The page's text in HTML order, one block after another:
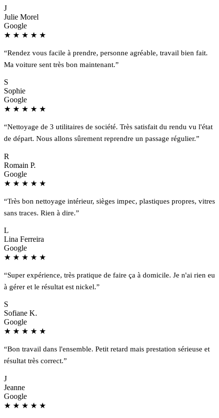
J
Julie Morel
Google
★ ★ ★ ★ ★
“Rendez vous facile à prendre, personne agréable, travail bien fait.
Ma voiture sent très bon maintenant.”
S
Sophie
Google
★ ★ ★ ★ ★
“Nettoyage de 3 utilitaires de société. Très satisfait du rendu vu l'état
de départ. Nous allons sûrement reprendre un passage régulier.”
R
Romain P.
Google
★ ★ ★ ★ ★
“Très bon nettoyage intérieur, sièges impec, plastiques propres, vitres
sans traces. Rien à dire.”
L
Lina Ferreira
Google
★ ★ ★ ★ ★
“Super expérience, très pratique de faire ça à domicile. Je n'ai rien eu
à gérer et le résultat est nickel.”
S
Sofiane K.
Google
★ ★ ★ ★ ★
“Bon travail dans l'ensemble. Petit retard mais prestation sérieuse et
résultat très correct.”
J
Jeanne
Google
★ ★ ★ ★ ★